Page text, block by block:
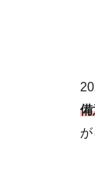
備